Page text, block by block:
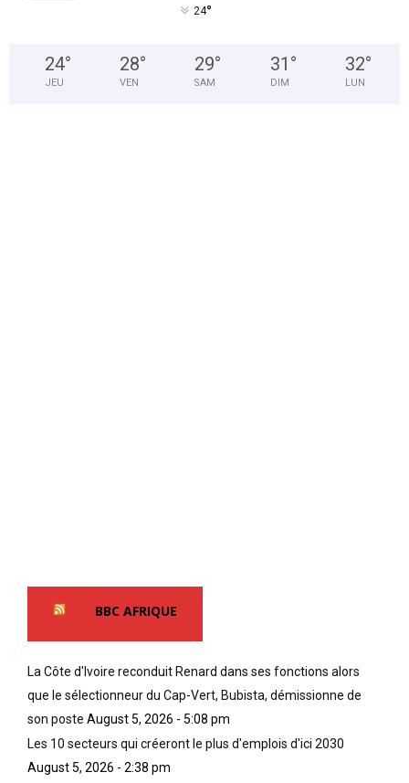
24°
24°
JEU
28°
VEN
29°
SAM
31 °
DIM
32°
LUN
BBC AFRIQUE
La Côte d'Ivoire reconduit Renard dans ses fonctions alors
que le sélectionneur du Cap-Vert, Bubista, démissionne de
son poste August 5, 2026 - 5:08 pm
Les 10 secteurs qui créeront le plus d'emplois d'ici 2030
August 5, 2026 - 2:38 pm